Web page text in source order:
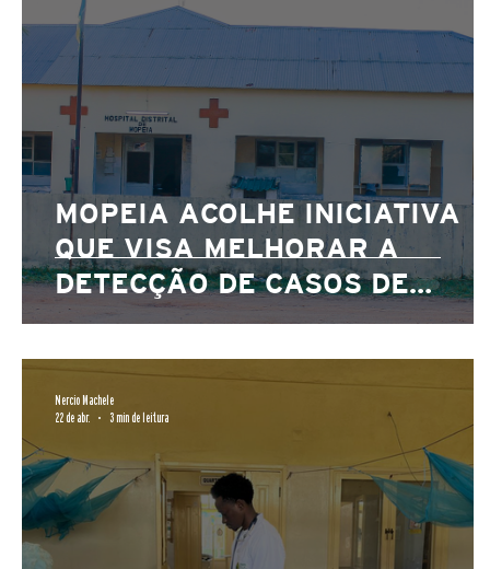
Macov MALTEM MozCovid Multiply
MOPEIA ACOLHE INICIATIVA
QUE VISA MELHORAR A
DETECÇÃO DE CASOS DE
TUBERCULOSE
Nercio Machele
22 de abr.
3 min de leitura